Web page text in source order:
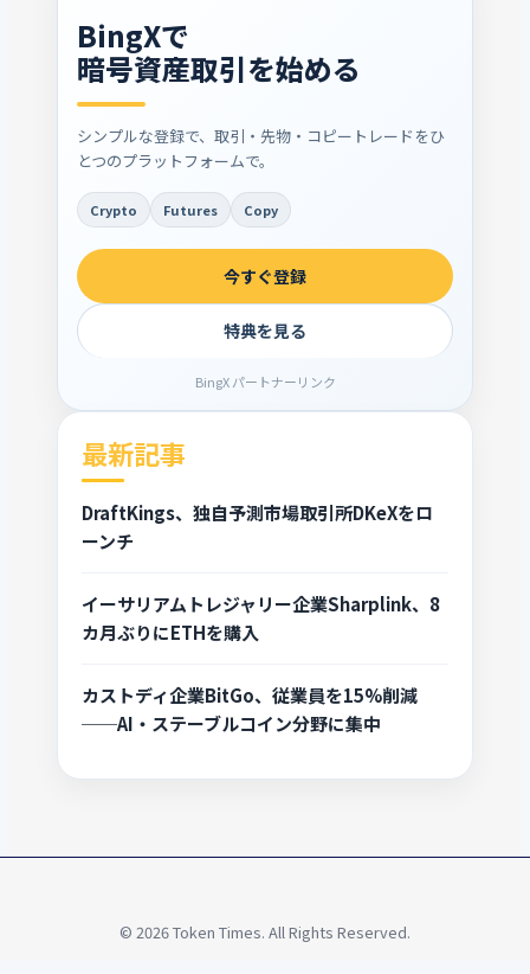
BingXで
暗号資産取引を始める
シンプルな登録で、取引・先物・コピートレードをひ
とつのプラットフォームで。
Crypto Futures Copy
今すぐ登録
特典を見る
BingX パートナーリンク
最新記事
DraftKings、独自予測市場取引所DKeXをロ
ーンチ
イーサリアムトレジャリー企業Sharplink、8
カ月ぶりにETHを購入
カストディ企業BitGo、従業員を15%削減
──AI・ステーブルコイン分野に集中
© 2026 Token Times. All Rights Reserved.